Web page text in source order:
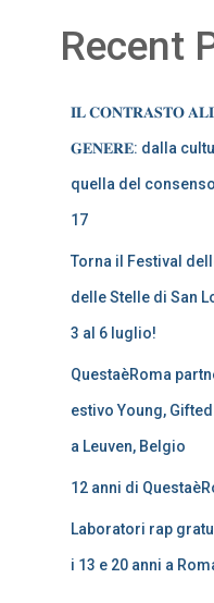
Recent
𝐈𝐋 𝐂𝐎𝐍𝐓𝐑𝐀𝐒𝐓𝐎
𝐆𝐄𝐍𝐄𝐑𝐄: dalla
quella del
17
Torna il Festival
delle Stelle di San
3 al 6 luglio!
QuestaèRoma
estivo Young,
a Leuven, Belgio
12 anni di
Laboratori rap
i 13 e 20 anni a